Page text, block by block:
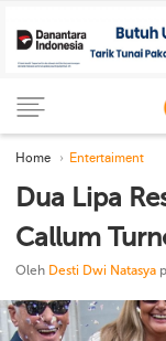
Home Entertaiment
Dua Lipa
Callum
Oleh Desti Dwi Natasya